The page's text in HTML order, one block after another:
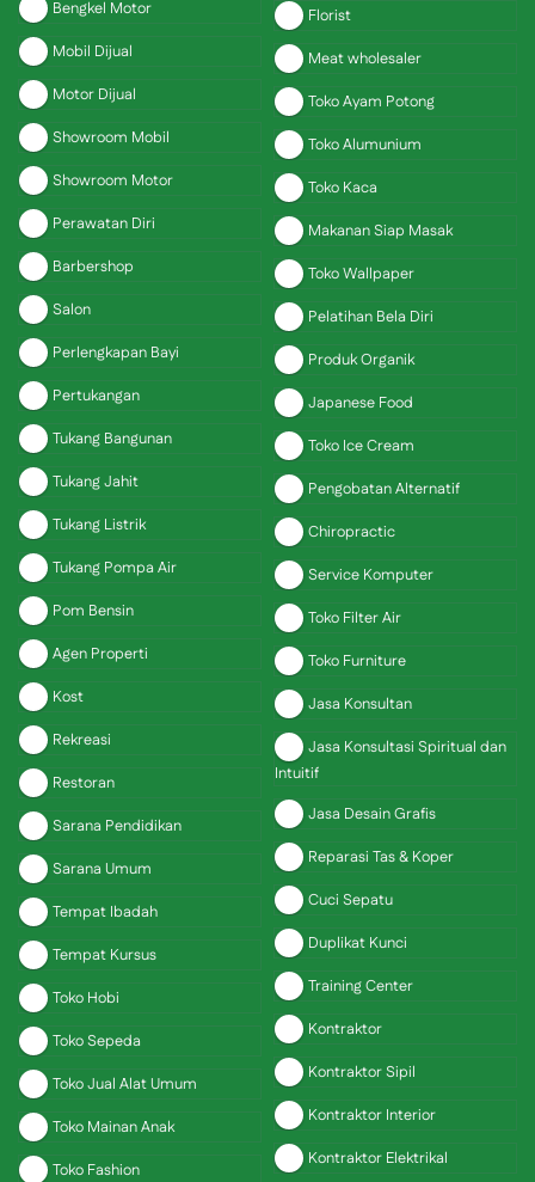
Bengkel Motor
Mobil Dijual
Motor Dijual
Showroom Mobil
Showroom Motor
Perawatan Diri
Barbershop
Salon
Perlengkapan Bayi
Pertukangan
Tukang Bangunan
Tukang Jahit
Tukang Listrik
Tukang Pompa Air
Pom Bensin
Agen Properti
Kost
Rekreasi
Restoran
Sarana Pendidikan
Sarana Umum
Tempat Ibadah
Tempat Kursus
Toko Hobi
Toko Sepeda
Toko Jual Alat Umum
Toko Mainan Anak
Toko Fashion
Florist
Meat wholesaler
Toko Ayam Potong
Toko Alumunium
Toko Kaca
Makanan Siap Masak
Toko Wallpaper
Pelatihan Bela Diri
Produk Organik
Japanese Food
Toko Ice Cream
Pengobatan Alternatif
Chiropractic
Service Komputer
Toko Filter Air
Toko Furniture
Jasa Konsultan
Jasa Konsultasi Spiritual dan
Intuitif
Jasa Desain Grafis
Reparasi Tas & Koper
Cuci Sepatu
Duplikat Kunci
Training Center
Kontraktor
Kontraktor Sipil
Kontraktor Interior
Kontraktor Elektrikal